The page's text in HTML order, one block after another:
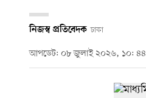
নিজস্ব প্রতিবেদক ঢাকা
আপডেট: ০৮ জুলাই ২০২৬, ১০: ৪৪